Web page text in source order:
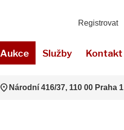
Registrovat
Aukce Služby Kontakt
location_on Národní 416/37, 110 00 Praha 1